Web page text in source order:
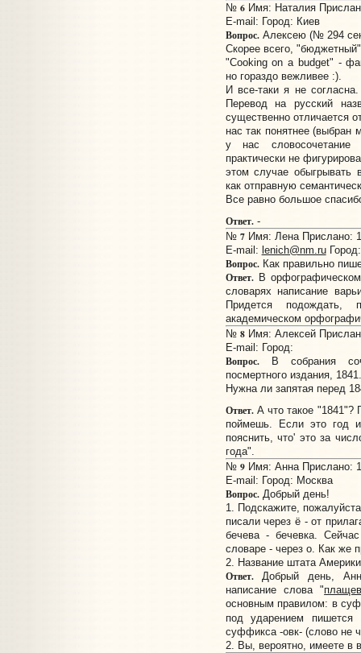
№ 6Имя: Наталия
E-mail: Город: Киев
Вопрос.Алексею (№ 294
Скорее всего,
"Cooking on a budget" -
но гораздо вежливее :).
И все-таки я не
Перевод на русский
существенно отличается
нас так понятнее (выбран
у нас
практически не
этом случае обыгрывать
как отправную
Все равно большое
Ответ.-
№ 7Имя: Лена Прислано:
E-mail: lenich@nm.ru
Вопрос.Как правильно
Ответ.В орфографическом
словарях написание
Придется подождать,
академическом
№ 8Имя: Алексей
E-mail: Город:
Вопрос.В собрания
посмертного издания, 1841.
Нужна ли запятая перед
Ответ.А что такое "1841"?
поймешь. Если это год
пояснить, что' это за
года".
№ 9Имя: Анна Прислано:
E-mail: Город: Москва
Вопрос.Добрый день!
1. Подскажите,
писали через ё - от
бечева - бечевка.
словаре - через о. Как же
2. Название штата
Ответ.Добрый день,
написание слова "
основным правилом: в
под ударением
суффикса -овк- (слово не
2. Вы, вероятно, имеете в